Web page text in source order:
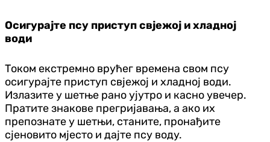
Осигурајте псу приступ свјежој и хладној
води
Током екстремно врућег времена свом псу
осигурајте приступ свјежој и хладној води.
Излазите у шетње рано ујутро и касно увечер.
Пратите знакове прегријавања, а ако их
препознате у шетњи, станите, пронађите
сјеновито мјесто и дајте псу воду.